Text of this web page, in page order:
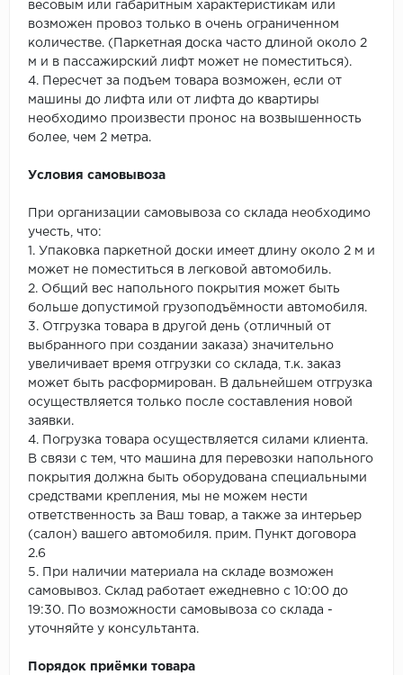
весовым или габаритным характеристикам или
возможен провоз только в очень ограниченном
количестве. (Паркетная доска часто длиной около 2
м и в пассажирский лифт может не поместиться).
4. Пересчет за подъем товара возможен, если от
машины до лифта или от лифта до квартиры
необходимо произвести пронос на возвышенность
более, чем 2 метра.
Условия самовывоза
При организации самовывоза со склада необходимо
учесть, что:
1. Упаковка паркетной доски имеет длину около 2 м и
может не поместиться в легковой автомобиль.
2. Общий вес напольного покрытия может быть
больше допустимой грузоподъёмности автомобиля.
3. Отгрузка товара в другой день (отличный от
выбранного при создании заказа) значительно
увеличивает время отгрузки со склада, т.к. заказ
может быть расформирован. В дальнейшем отгрузка
осуществляется только после составления новой
заявки.
4. Погрузка товара осуществляется силами клиента.
В связи с тем, что машина для перевозки напольного
покрытия должна быть оборудована специальными
средствами крепления, мы не можем нести
ответственность за Ваш товар, а также за интерьер
(салон) вашего автомобиля. прим. Пункт договора
2.6
5. При наличии материала на складе возможен
самовывоз. Склад работает ежедневно с 10:00 до
19:30. По возможности самовывоза со склада -
уточняйте у консультанта.
Порядок приёмки товара